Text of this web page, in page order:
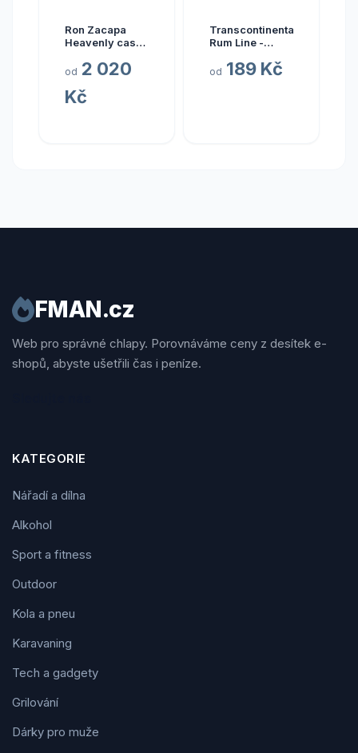
Ron Zacapa
Heavenly cask
Alma 23y 40%
od 2 020
Kč
Transcontinental
Rum Line -
2015
od 189 Kč
FMAN.cz
Web pro správné chlapy. Porovnáváme ceny z desítek e-
shopů, abyste ušetřili čas i peníze.
KATEGORIE
Nářadí a dílna
Alkohol
Sport a fitness
Outdoor
Kola a pneu
Karavaning
Tech a gadgety
Grilování
Dárky pro muže